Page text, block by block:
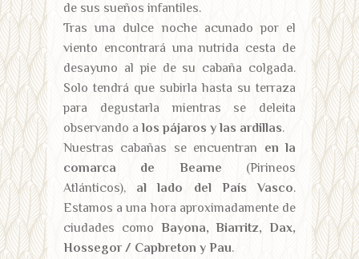
de sus sueños infantiles.
Tras una dulce noche acunado por el
viento encontrará una nutrida cesta de
desayuno al pie de su cabaña colgada.
Solo tendrá que subirla hasta su terraza
para degustarla mientras se deleita
observando alos pájaros y las ardillas.
Nuestras cabañas se encuentran en la
comarca de Bearne (Pirineos
Atlánticos), al lado del País Vasco.
Estamos a una hora aproximadamente de
ciudades como Bayona, Biarritz, Dax,
Hossegor / Capbreton y Pau.